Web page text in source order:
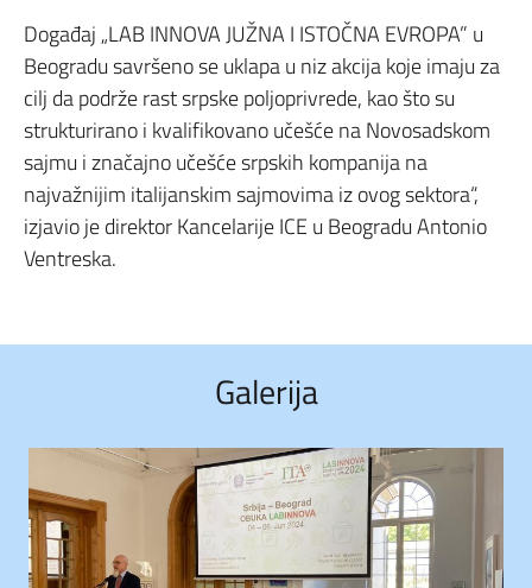
Događaj „LAB INNOVA JUŽNA I ISTOČNA EVROPA” u
Beogradu savršeno se uklapa u niz akcija koje imaju za
cilj da podrže rast srpske poljoprivrede, kao što su
strukturirano i kvalifikovano učešće na Novosadskom
sajmu i značajno učešće srpskih kompanija na
najvažnijim italijanskim sajmovima iz ovog sektora“,
izjavio je direktor Kancelarije ICE u Beogradu Antonio
Ventreska.
Galerija